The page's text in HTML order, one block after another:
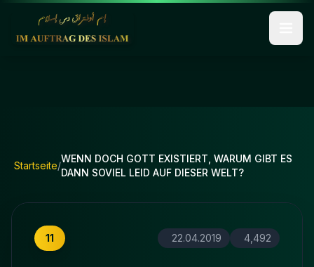
Startseite/
WENN DOCH GOTT EXISTIERT, WARUM GIBT ES
DANN SOVIEL LEID AUF DIESER WELT?
11 22.04.2019 4,492